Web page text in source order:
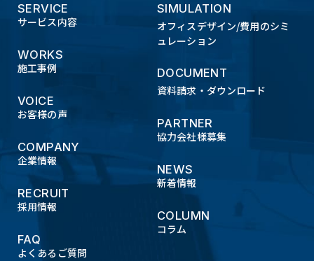
SERVICE
サービス内容
WORKS
施工事例
VOICE
お客様の声
COMPANY
企業情報
RECRUIT
採用情報
FAQ
よくあるご質問
SIMULATION
オフィスデザイン/費用のシミ
ュレーション
DOCUMENT
資料請求・ダウンロード
PARTNER
協力会社様募集
NEWS
新着情報
COLUMN
コラム